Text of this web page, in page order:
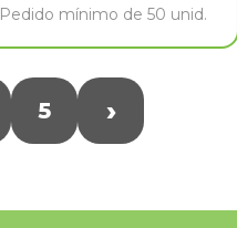
Pedido mínimo de 50 unid.
5 ›